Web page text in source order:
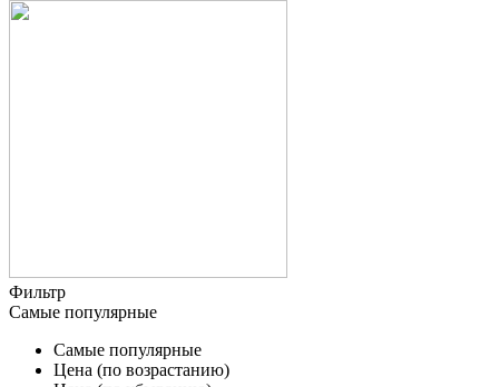
Фильтр
Самые популярные
Самые популярные
Цена (по возрастанию)